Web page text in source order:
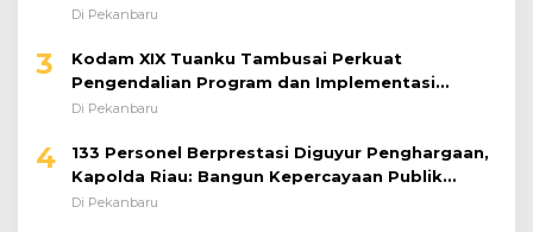
Bantuan Sosial
Di Pekanbaru
3
Kodam XIX Tuanku Tambusai Perkuat
Pengendalian Program dan Implementasi
Doktrin TNI AD
Di Pekanbaru
4
133 Personel Berprestasi Diguyur Penghargaan,
Kapolda Riau: Bangun Kepercayaan Publik
dengan Karya Nyata
Di Pekanbaru